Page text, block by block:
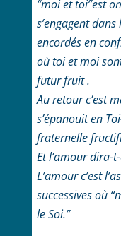
“moi et toi”est
s’engagent
encordés en
où toi et moi
futur fruit .
Au retour c’est
s’épanouit en
fraternelle
Et l’amour dira-
L’amour c’est
successivesoù
le Soi.”